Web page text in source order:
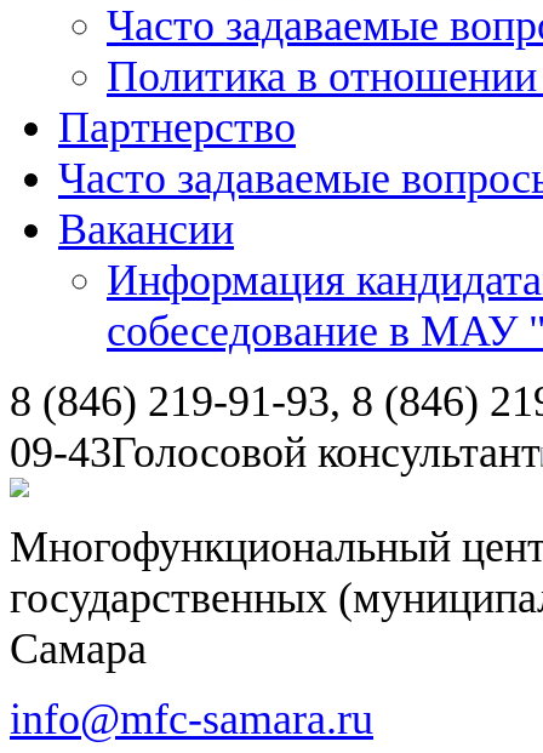
Часто задаваемые
Политика в
Партнерство
Часто задаваемые
Вакансии
Информация
собеседование в
8 (846) 219-91-93, 8 (846)
09-43Голосовой консультант
Многофункциональный
государственных
Самара
info@mfc-samara.ru